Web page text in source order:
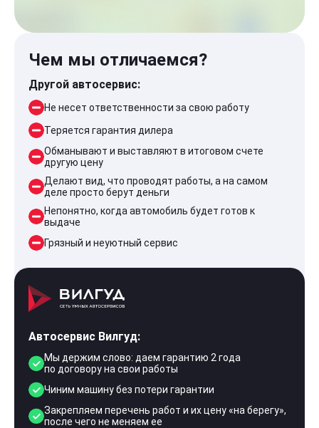
Чем мы отличаемся?
Другой автосервис:
Не несет ответственности за свою работу
Теряется гарантия дилера
Обманывают и выставляют в итоговом счете
другую цену
Делают вид, что проводят работы, а на самом
деле просто берут деньги
Непонятно, когда автомобиль будет готов к
выдаче
Грязный и неуютный сервис
Автосервис Вилгуд:
Мы держим слово: даем гарантию 2 года
по договору на свои работы
Чиним машину без потери гарантии
Закрепляем перечень работ и их цену «на берегу»,
после чего не меняем ее